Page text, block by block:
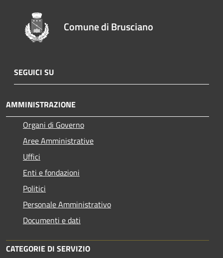
Comune di Brusciano
SEGUICI SU
AMMINISTRAZIONE
Organi di Governo
Aree Amministrative
Uffici
Enti e fondazioni
Politici
Personale Amministrativo
Documenti e dati
CATEGORIE DI SERVIZIO